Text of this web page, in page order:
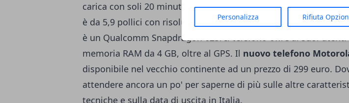
Personalizza Rifiuta
carica con soli 20 minuti di ricarica effettuata. Lo schermo di
è da 5,9 pollici con risoluzione HD+ in formato 19:9. Il
è un Qualcomm Snapdragon 625. Il telefono offre ai suoi utenti
memoria RAM da 4 GB, oltre al GPS. Il nuovo telefono
disponibile nel vecchio continente ad un prezzo di 299 euro.
attendere ancora un po' per saperne di più sulle altre
tecniche e sulla data di uscita in Italia.